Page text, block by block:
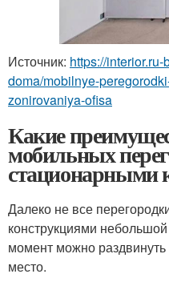
Источник: https://
doma/mobilnye-
zonirovaniya-ofisa
Какие
мобильных
стационарными
Далеко не все
конструкциями
момент можно
место.